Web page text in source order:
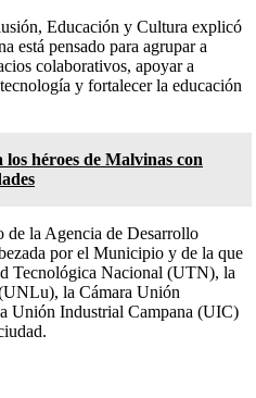
Educación y Cultura explicó
está pensado para agrupar a
colaborativos, apoyar a
y fortalecer la educación
héroes de Malvinas con
de la Agencia de Desarrollo
por el Municipio y de la que
Tecnológica Nacional (UTN), la
la Cámara Unión
Unión Industrial Campana (UIC)